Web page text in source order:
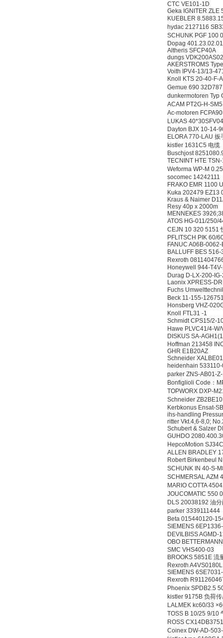
CTC VE101-1D
Geka IGNITER
KUEBLER
hydac 2127116
SCHUNK PGF 100
Dopag
Altheris SFCP40A
dungs
AKERSTROMS
Voith IPV4-13/13-
Knoll KTS 20-40-F-
Gemue 690
dunkermotoren Typ
ACAM PT2G-H-
Ac-motoren
LUKAS
Dayton BJX 10-14-
ELORA 770-LAU 扳
kistler 1631C5 电缆
Buschjost
TECNINT HTE
Weforma WP-M
socomec 14242111
FRAKO EMR 1100
Kuka 202479 EZ13
Kraus & Naimer
Resy 40p x 2000m
MENNEKES
ATOS HG-011/250/
CEJN 10 320 5151
PFLITSCH PIK 60/
FANUC A06B-
BALLUFF BES
Rexroth
Honeywell 944-
Durag D-LX-200-
Laonix XPRESS-
Fuchs
Beck 11-155-
Honsberg VHZ-
Knoll FTL31 -1
Schmidt CPS15/2-
Hawe PLVC41/4-
DISKUS SA-
Hoffman 213458
GHR E1B20AZ
Schneider
heidenhain
parker ZNS-AB01-
Bonfiglioli Code：
TOPWORX DXP-
Schneider
Kerbkonus Ensat-
ihs-handling
ritter Vkt.4,6-8,0;
Schubert & Salzer
GUHDO
HepcoMotion
ALLEN BRADLEY
Robert Birkenbeul
SCHUNK IN 40-S-
SCHMERSAL AZM
MARIO COTTA
JOUCOMATIC 550
DLS 20038192 油
parker
Beta 015440120-
SIEMENS
DEVILBISS AGMD-
OBO
SMC VHS400-03
BROOKS 5851E 流
Rexroth
SIEMENS
Rexroth
Phoenix SPDB2.5
kistler 9175B 负荷
LALMEK kc60/33
TOSS B 10/25 9/10
ROSS
Coinex DW-AD-